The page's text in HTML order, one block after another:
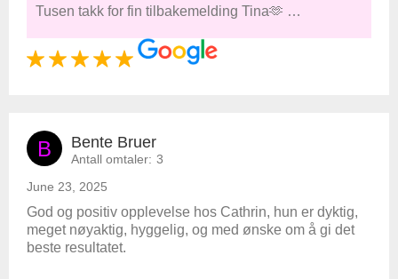
Tusen takk for fin tilbakemelding Tina🫶 …
B Bente Bruer
Antall omtaler: 3
June 23, 2025
God og positiv opplevelse hos Cathrin, hun er dyktig,
meget nøyaktig, hyggelig, og med ønske om å gi det
beste resultatet.